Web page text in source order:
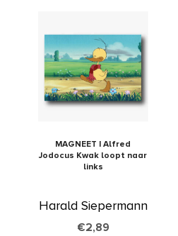
MAGNEET | Alfred
Jodocus Kwak loopt naar
links
Harald Siepermann
€2,89